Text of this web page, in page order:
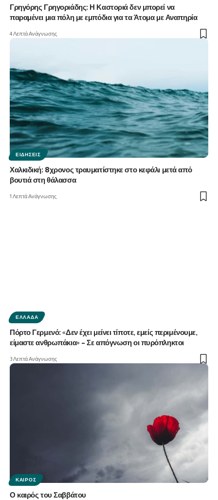
Γρηγόρης Γρηγοριάδης: Η Καστοριά δεν μπορεί να
παραμένει μια πόλη με εμπόδια για τα Άτομα με Αναπηρία
4 Λεπτά Ανάγνωσης
ΕΙΔΉΣΕΙΣ
Χαλκιδική: 8χρονος τραυματίστηκε στο κεφάλι μετά από
βουτιά στη θάλασσα
1 Λεπτά Ανάγνωσης
ΕΛΛΆΔΑ
Πόρτο Γερμενό: «Δεν έχει μείνει τίποτε, εμείς περιμένουμε,
είμαστε ανθρωπάκια» – Σε απόγνωση οι πυρόπληκτοι
3 Λεπτά Ανάγνωσης
ΚΑΙΡΌΣ
Ο καιρός του Σαββάτου